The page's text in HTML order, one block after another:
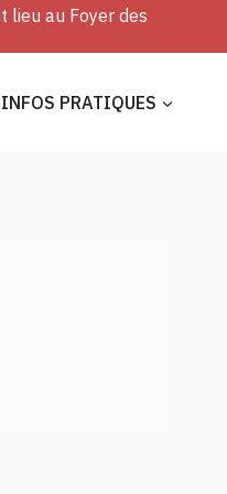
lieu au Foyer des
INFOS PRATIQUES